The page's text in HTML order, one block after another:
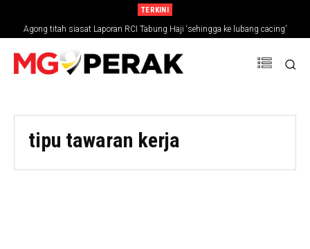
TERKINI
Agong titah siasat Laporan RCI Tabung Haji ‘sehingga ke lubang cacing’
tipu tawaran kerja